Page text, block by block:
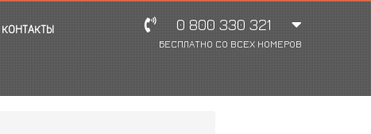
КОНТАКТЫ 0 800 330 321
БЕСПЛАТНО СО ВСЕХ НОМЕРОВ